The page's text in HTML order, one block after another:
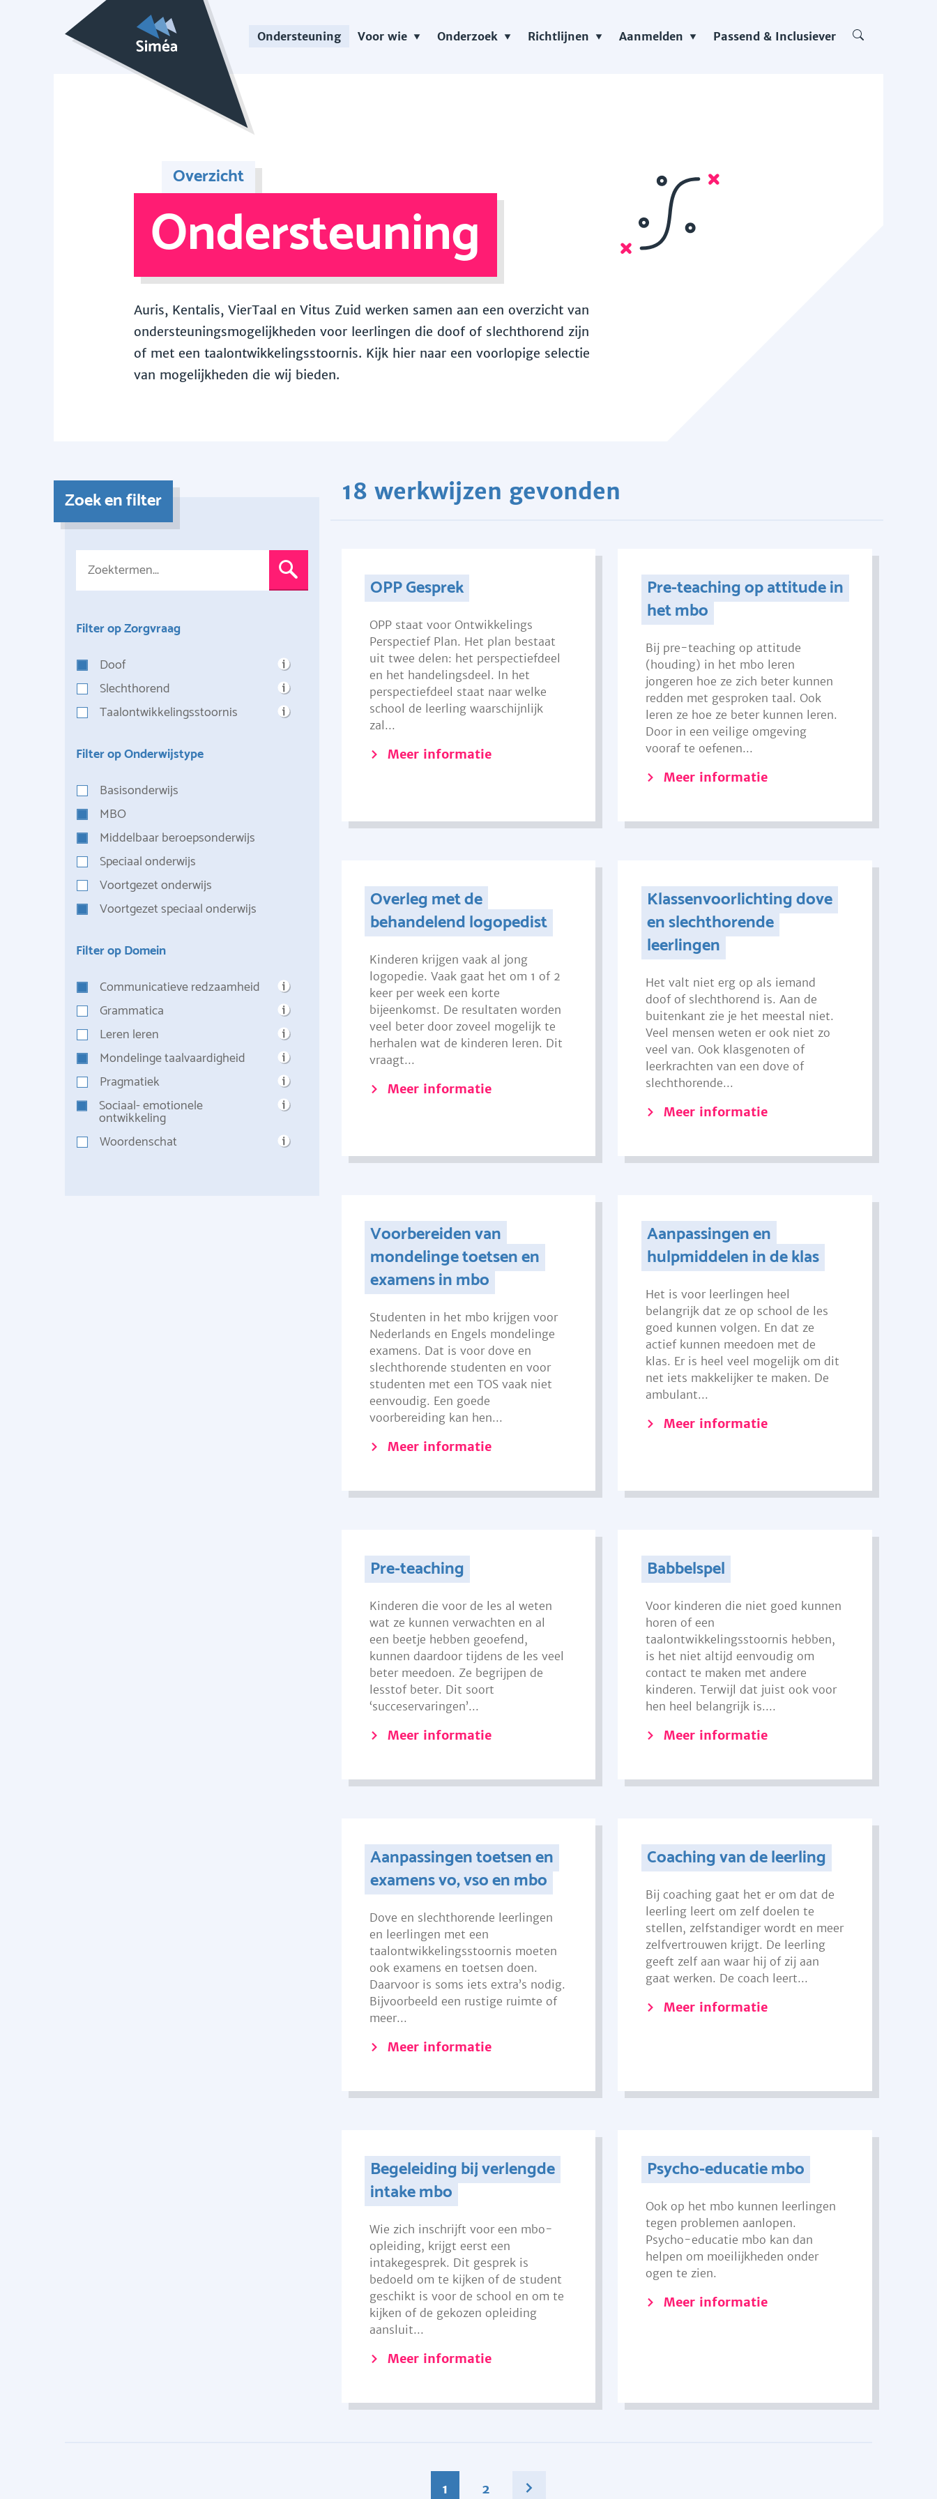
Ondersteuning Voor wie Onderzoek Richtlijnen Aanmelden Passend & Inclusiever
Overzicht
Ondersteuning
Auris, Kentalis, VierTaal en Vitus Zuid werken samen aan een overzicht van
ondersteuningsmogelijkheden voor leerlingen die doof of slechthorend zijn
of met een taalontwikkelingsstoornis. Kijk hier naar een voorlopige selectie
van mogelijkheden die wij bieden.
Zoek en filter
Filter op Zorgvraag
Doof
Slechthorend
Taalontwikkelingsstoornis
Filter op Onderwijstype
Basisonderwijs
MBO
Middelbaar beroepsonderwijs
Speciaal onderwijs
Voortgezet onderwijs
Voortgezet speciaal onderwijs
Filter op Domein
Communicatieve redzaamheid
Grammatica
Leren leren
Mondelinge taalvaardigheid
Pragmatiek
Sociaal- emotionele
ontwikkeling
Woordenschat
18 werkwijzen gevonden
OPP Gesprek
OPP staat voor Ontwikkelings
Perspectief Plan. Het plan bestaat
uit twee delen: het perspectiefdeel
en het handelingsdeel. In het
perspectiefdeel staat naar welke
school de leerling waarschijnlijk
zal...
Meer informatie
Pre-teaching op attitude in
het mbo
Bij pre-teaching op attitude
(houding) in het mbo leren
jongeren hoe ze zich beter kunnen
redden met gesproken taal. Ook
leren ze hoe ze beter kunnen leren.
Door in een veilige omgeving
vooraf te oefenen...
Meer informatie
Overleg met de
behandelend logopedist
Kinderen krijgen vaak al jong
logopedie. Vaak gaat het om 1 of 2
keer per week een korte
bijeenkomst. De resultaten worden
veel beter door zoveel mogelijk te
herhalen wat de kinderen leren. Dit
vraagt...
Meer informatie
Klassenvoorlichting dove
en slechthorende
leerlingen
Het valt niet erg op als iemand
doof of slechthorend is. Aan de
buitenkant zie je het meestal niet.
Veel mensen weten er ook niet zo
veel van. Ook klasgenoten of
leerkrachten van een dove of
slechthorende...
Meer informatie
Voorbereiden van
mondelinge toetsen en
examens in mbo
Studenten in het mbo krijgen voor
Nederlands en Engels mondelinge
examens. Dat is voor dove en
slechthorende studenten en voor
studenten met een TOS vaak niet
eenvoudig. Een goede
voorbereiding kan hen...
Meer informatie
Aanpassingen en
hulpmiddelen in de klas
Het is voor leerlingen heel
belangrijk dat ze op school de les
goed kunnen volgen. En dat ze
actief kunnen meedoen met de
klas. Er is heel veel mogelijk om dit
net iets makkelijker te maken. De
ambulant...
Meer informatie
Pre-teaching
Kinderen die voor de les al weten
wat ze kunnen verwachten en al
een beetje hebben geoefend,
kunnen daardoor tijdens de les veel
beter meedoen. Ze begrijpen de
lesstof beter. Dit soort
‘succeservaringen’...
Meer informatie
Babbelspel
Voor kinderen die niet goed kunnen
horen of een
taalontwikkelingsstoornis hebben,
is het niet altijd eenvoudig om
contact te maken met andere
kinderen. Terwijl dat juist ook voor
hen heel belangrijk is....
Meer informatie
Aanpassingen toetsen en
examens vo, vso en mbo
Dove en slechthorende leerlingen
en leerlingen met een
taalontwikkelingsstoornis moeten
ook examens en toetsen doen.
Daarvoor is soms iets extra’s nodig.
Bijvoorbeeld een rustige ruimte of
meer...
Meer informatie
Coaching van de leerling
Bij coaching gaat het er om dat de
leerling leert om zelf doelen te
stellen, zelfstandiger wordt en meer
zelfvertrouwen krijgt. De leerling
geeft zelf aan waar hij of zij aan
gaat werken. De coach leert...
Meer informatie
Begeleiding bij verlengde
intake mbo
Wie zich inschrijft voor een mbo-
opleiding, krijgt eerst een
intakegesprek. Dit gesprek is
bedoeld om te kijken of de student
geschikt is voor de school en om te
kijken of de gekozen opleiding
aansluit...
Meer informatie
Psycho-educatie mbo
Ook op het mbo kunnen leerlingen
tegen problemen aanlopen.
Psycho-educatie mbo kan dan
helpen om moeilijkheden onder
ogen te zien.
Meer informatie
1 2